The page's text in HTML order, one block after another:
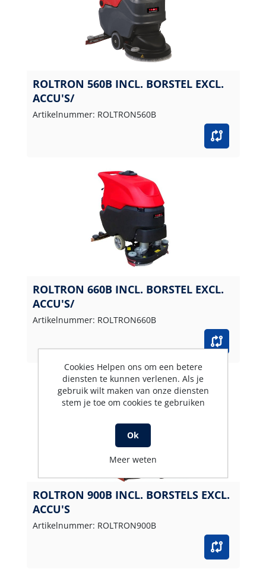
ROLTRON 560B INCL. BORSTEL EXCL.
ACCU'S/
Artikelnummer: ROLTRON560B
ROLTRON 660B INCL. BORSTEL EXCL.
ACCU'S/
Artikelnummer: ROLTRON660B
ROLTRON 900B INCL. BORSTELS EXCL.
ACCU'S
Artikelnummer: ROLTRON900B
Cookies Helpen ons om een betere
diensten te kunnen verlenen. Als je
gebruik wilt maken van onze diensten
stem je toe om cookies te gebruiken
Ok
Meer weten